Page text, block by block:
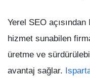
Yerel SEO
hizmet sunabilen
üretme ve
avantaj sağlar.